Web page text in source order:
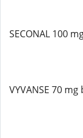
SECONAL 100
VYVANSE 70